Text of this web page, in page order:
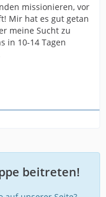
missionieren, vor
Mir hat es gut getan
meine Sucht zu
in 10-14 Tagen
beitreten!